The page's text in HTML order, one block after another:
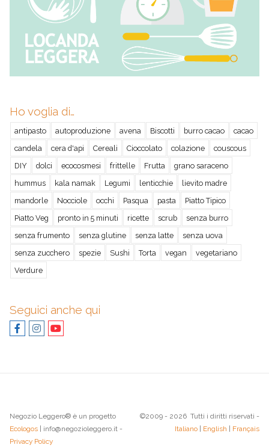
Ho voglia di…
antipasto autoproduzione avena Biscotti burro cacao
cacao
candela
cera d'api Cereali Cioccolato colazione
couscous
DIY
dolci ecocosmesi frittelle Frutta
grano saraceno
hummus
kala namak Legumi lenticchie
lievito madre
mandorle
Nocciole occhi Pasqua pasta
Piatto Tipico
Piatto Veg
pronto in 5 minuti ricette scrub
senza burro
senza frumento
senza glutine senza latte
senza uova
senza zucchero
spezie Sushi Torta vegan
vegetariano
Verdure
Seguici anche qui
Negozio Leggero® è un progetto
Ecologos | info@negozioleggero.it -
Privacy Policy
©2009 - 2026 Tutti i diritti riservati -
Italiano
English Français